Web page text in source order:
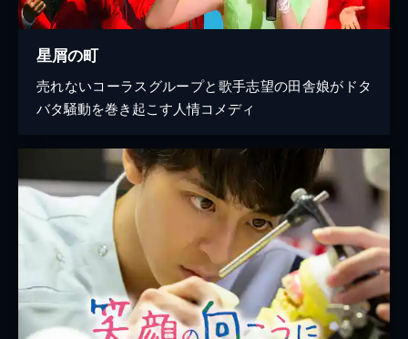
星屑の町
売れないコーラスグループと歌手志望の田舎娘がドタ
バタ騒動を巻き起こす人情コメディ